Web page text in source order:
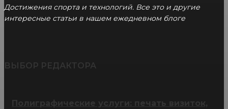
Достижения спорта и технологий. Все это и другие
интересные статьи в нашем ежедневном блоге
ВЫБОР РЕДАКТОРА
Полиграфические услуги: печать визиток,